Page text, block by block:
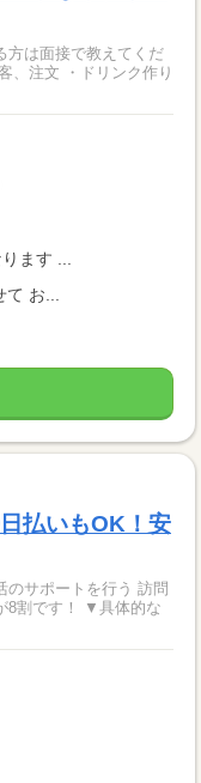
方は面接で教えてくだ
ます ...
お...
払いもOK！安
のサポートを行う 訪問